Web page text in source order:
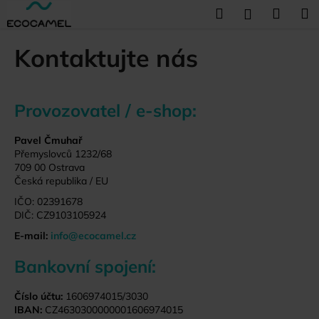
na
HledatPřihlášení
Kontaktujte nás
Provozovatel / e-shop:
Pavel Čmuhař
Přemyslovců 1232/68
709 00 Ostrava
Česká republika / EU
IČO: 02391678
DIČ: CZ9103105924
E-mail: info@ecocamel.cz
Bankovní spojení:
Číslo účtu: 1606974015/3030
IBAN: CZ4630300000001606974015
o
p
o
t
ř
e
b
j
e
e